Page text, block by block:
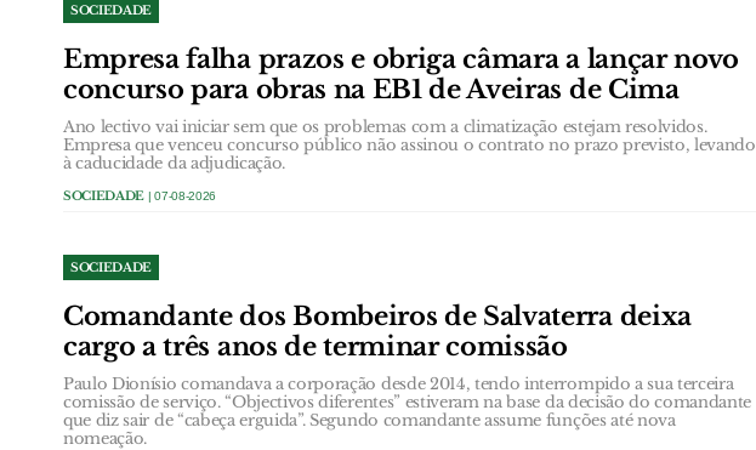
SOCIEDADE
Empresa falha prazos e obriga câmara a lançar novo
concurso para obras na EB1 de Aveiras de Cima
Ano lectivo vai iniciar sem que os problemas com a climatização estejam resolvidos.
Empresa que venceu concurso público não assinou o contrato no prazo previsto, levando
à caducidade da adjudicação.
SOCIEDADE | 07-08-2026
SOCIEDADE
Comandante dos Bombeiros de Salvaterra deixa
cargo a três anos de terminar comissão
Paulo Dionísio comandava a corporação desde 2014, tendo interrompido a sua terceira
comissão de serviço. “Objectivos diferentes” estiveram na base da decisão do comandante
que diz sair de “cabeça erguida”. Segundo comandante assume funções até nova
nomeação.